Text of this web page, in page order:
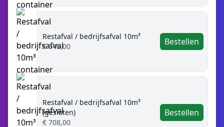
Restafval / bedrijfsafval 10m³
€ 645,00
Bestellen
Restafval / bedrijfsafval 10m³
(gesloten)
€ 708,00
Bestellen